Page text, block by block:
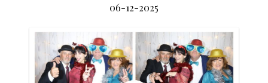
06-12-2025